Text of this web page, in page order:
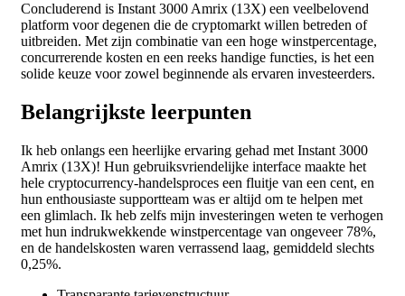
Concluderend is Instant 3000 Amrix (13X) een veelbelovend
platform voor degenen die de cryptomarkt willen betreden of
uitbreiden. Met zijn combinatie van een hoge winstpercentage,
concurrerende kosten en een reeks handige functies, is het een
solide keuze voor zowel beginnende als ervaren investeerders.
Belangrijkste leerpunten
Ik heb onlangs een heerlijke ervaring gehad met Instant 3000
Amrix (13X)! Hun gebruiksvriendelijke interface maakte het
hele cryptocurrency-handelsproces een fluitje van een cent, en
hun enthousiaste supportteam was er altijd om te helpen met
een glimlach. Ik heb zelfs mijn investeringen weten te verhogen
met hun indrukwekkende winstpercentage van ongeveer 78%,
en de handelskosten waren verrassend laag, gemiddeld slechts
0,25%.